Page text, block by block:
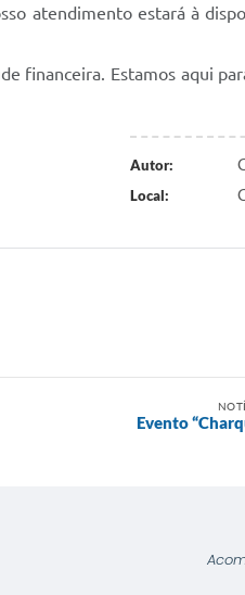
atendimento estará à
financeira. Estamos aqui
Autor:
Local:
Evento